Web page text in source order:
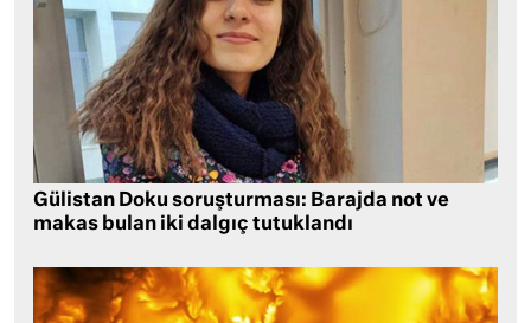
Gülistan Doku soruşturması: Barajda not ve
makas bulan iki dalgıç tutuklandı